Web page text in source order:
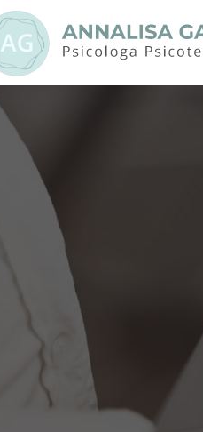
sono
approccio